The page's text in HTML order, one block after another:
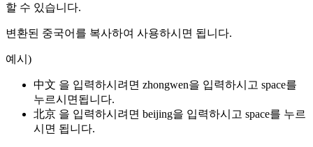
할 수 있습니다.
변환된 중국어를 복사하여 사용하시면 됩니다.
예시)
中文 을 입력하시려면 zhongwen을 입력하시고 space를
누르시면됩니다.
北京 을 입력하시려면 beijing을 입력하시고 space를 누르
시면 됩니다.